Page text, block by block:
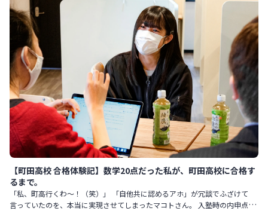
【町田高校 合格体験記】数学20点だった私が、町田高校に合格す
るまで。
「私、町高行くわ〜！（笑）」 「自他共に認めるアホ」が冗談でふざけて
言っていたのを、本当に実現させてしまったマコトさん。 入塾時の内申点